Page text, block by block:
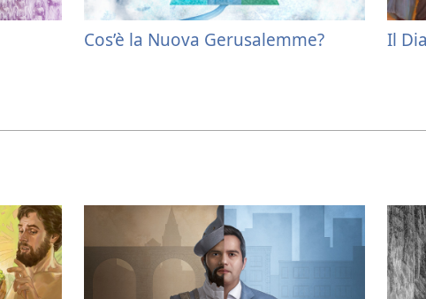
Cos’è la Nuova Gerusalemme? Il